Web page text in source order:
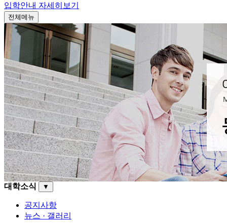
입학안내 자세히보기
전체메뉴
대학소식 ▼
공지사항
뉴스 · 갤러리